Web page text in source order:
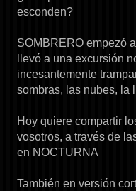
esconden?
SOMBRERO empezó
llevó a una excursión
incesantemente
sombras, las nubes, la
Hoy quiere compartir
vosotros, a través de
en NOCTURNA
También en versión